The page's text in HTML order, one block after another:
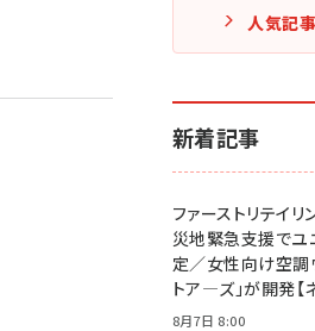
人気記
新着記事
ファーストリテイ
災地緊急支援で
定／女性向け空調
トア―ズ」が開発【
8月7日 8:00